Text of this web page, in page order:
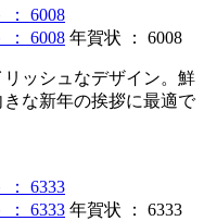
年賀状 ： 6008
ッシュなデザイン。鮮
な新年の挨拶に最適で
年賀状 ： 6333